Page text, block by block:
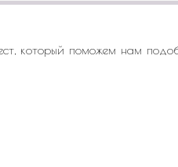
который поможем нам